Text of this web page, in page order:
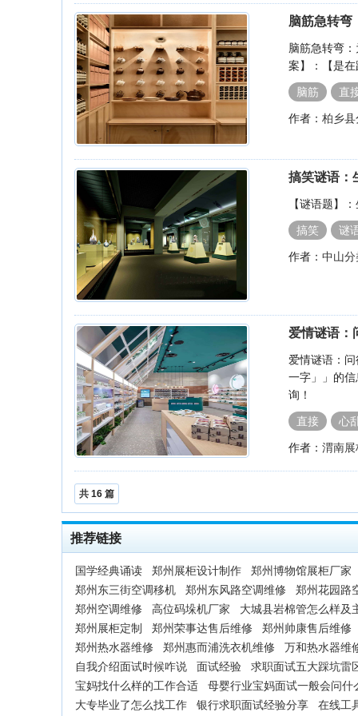
脑筋急转弯
脑筋急转弯
案】：【是
脑筋 直
作者：柏乡
搞笑谜语：
【谜语题】
搞笑 谜
作者：中山
爱情谜语：
爱情谜语：
一字」」的
询！
直接 心
作者：渭南
共 16 篇
推荐链接
国学经典诵读 郑州展柜设计制作
郑州博物馆展柜厂家
郑州东三街空调移机
郑州东风路空调维修
郑州花园路
郑州空调维修
高位码垛机厂家
大城县岩棉管怎么样及
郑州展柜定制
郑州荣事达售后维修
郑州帅康售后维修
郑州热水器维修
郑州惠而浦洗衣机维修
万和热水器维
自我介绍面试时候咋说
面试经验
求职面试五大踩坑雷
宝妈找什么样的工作合适
母婴行业宝妈面试一般会问什
大专毕业了怎么找工作
银行求职面试经验分享 在线工